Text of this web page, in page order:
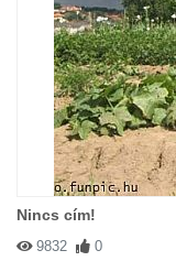
Nincs cím!
9832 0